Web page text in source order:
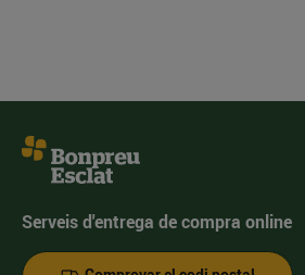
Serveis d'entrega de compra online